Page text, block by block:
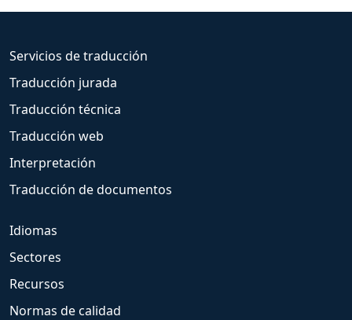
Servicios de traducción
Traducción jurada
Traducción técnica
Traducción web
Interpretación
Traducción de documentos
Idiomas
Sectores
Recursos
Normas de calidad